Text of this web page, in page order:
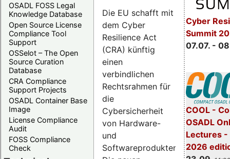
OSADL FOSS Legal
Knowledge Database
Open Source License
Compliance Tool
Support
OSSelot – The Open
Source Curation
Database
CRA Compliance
Support Projects
OSADL Container Base
Image
License Compliance
Audit
FOSS Compliance
Check
Cyber
Summit
07.07. -
COOL -
OSADL
Lectures -
2026
Die EU schafft mit
dem Cyber
Resilience Act
(CRA) künftig
einen
verbindlichen
Rechtsrahmen für
die
Cybersicherheit
von Hardware-
und
Softwareprodukten.